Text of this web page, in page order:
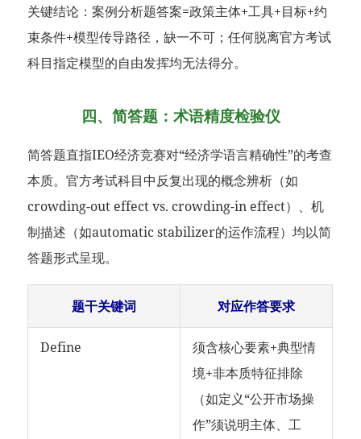
关键结论：案例分析题答案=政策主体+工具+目标+约
束条件+模型传导路径，缺一不可；任何脱离官方考试
科目指定模型的自由发挥均无法得分。
四、简答题：术语精度检验仪
简答题直指IEO经济竞赛对“经济学语言精确性”的考查
本质。官方考试科目中反复出现的概念辨析（如
crowding-out effect vs. crowding-in effect）、机
制描述（如automatic stabilizer的运作流程）均以简
答题形式呈现。
题干关键词 对应作答要求
Define
须含核心要素+典型情
境+非本质特征排除
（如定义“公开市场操
作”须说明主体、工